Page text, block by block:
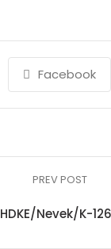
Facebook
PREV POST
HDKE/Nevek/K-